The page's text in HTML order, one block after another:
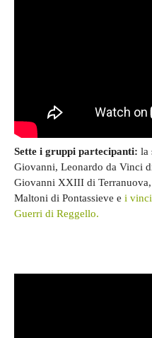
Sette i gruppi partecipanti: la
Giovanni, Leonardo da Vinci
Giovanni XXIII di
Maltoni di Pontassieve e i
Guerri di Reggello.